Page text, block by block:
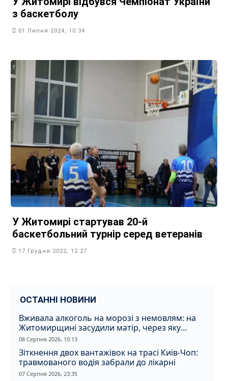
з баскетболу
01 Липня 2024, 10:34
У Житомирі стартував 20-й
баскетбольний турнір серед ветеранів
17 Грудня 2022, 12:27
ОСТАННІ НОВИНИ
Вживала алкоголь на морозі з немовлям: на
Житомирщині засудили матір, через яку
дитина отримала обмороження
08 Серпня 2026, 10:13
Зіткнення двох вантажівок на трасі Київ-Чоп:
травмованого водія забрали до лікарні
07 Серпня 2026, 23:35